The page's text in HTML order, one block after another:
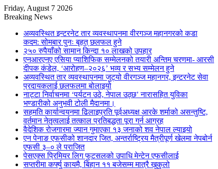
Friday, August 7 2026
Breaking News
अव्यवस्थित इन्टरनेट तार व्यवस्थापनमा वीरगञ्ज महानगरको कडा
कदम: सोमबार पुनः बृहत् छलफल हुने
२५० रुपैयाँको सामान किन्दा १० लाखको उपहार
एनआरएनए एसिया प्याशिफिक सम्मेलनको तयारी अन्तिम चरणमा- आरसी
दीपक कंडेल, ‘आरोहण–२०२६’ भव्य र सभ्य सम्मेलन हुने
अव्यवस्थित तार व्यवस्थापनमा जुट्यो वीरगञ्ज महानगर, इन्टरनेट सेवा
प्रदायकलाई छलफलमा बोलाइयो
नाट्टा निर्वाचनमा ‘पर्यटन उठे, नेपाल उठ्छ’ नारासहित युविका
भण्डारीको अनुभवी टोली मैदानमा।
सहमति कार्यान्वयनमा ढिलाइप्रति पूर्वअध्यक्ष आरके शर्माको असन्तुष्टि,
वर्तमान नेतृत्वलाई तत्काल प्रतिबद्धता पूरा गर्न आग्रह
वैदेशिक रोजगारमा ज्यान गुमाएका १३ जनाको शव नेपाल ल्याइयो
एन पेनाङ एफसीको शानदार जित, अन्तर्राष्ट्रिय मैत्रीपूर्ण खेलमा नेपबोर्न
एफसी ३–० ले पराजित
पेसएक्स प्रिमियर लिग फुटसलको उपाधि मेन्टेन एफसीलाई
सप्तरीमा कर्फ्यु कायमै, बिहान ११ बजेसम्म मात्रै खुकुलो